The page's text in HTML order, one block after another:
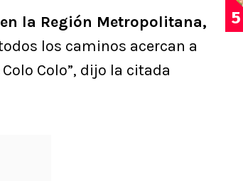
la Región Metropolitana,
los caminos acercan a
Colo”, dijo la citada
5